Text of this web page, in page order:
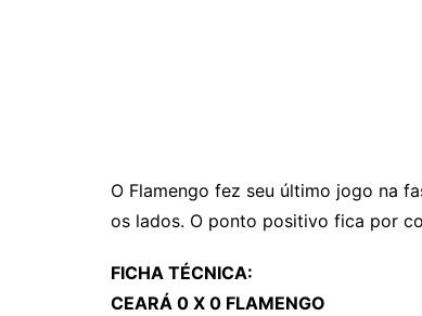
O Flamengo fez seu último jogo na
os lados. O ponto positivo fica por
FICHA TÉCNICA:
CEARÁ 0 X 0 FLAMENGO